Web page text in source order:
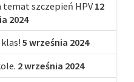
szczepień HPV 12
2024
5 września 2024
2 września 2024